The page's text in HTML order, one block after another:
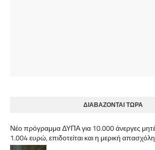
ΔΙΑΒΑΖΟΝΤΑΙ ΤΩΡΑ
Νέο πρόγραμμα ΔΥΠΑ για 10.000 άνεργες
1.004 ευρώ, επιδοτείται και η μερική